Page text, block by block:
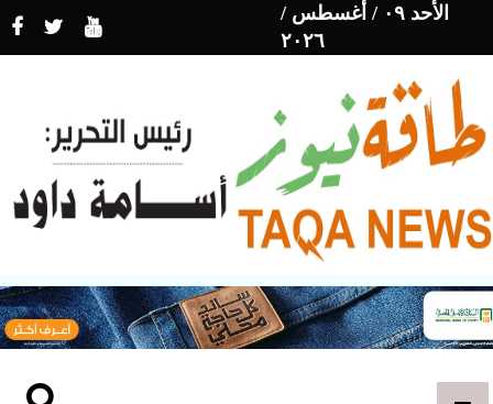
الأحد ٠٩ / أغسطس /
٢٠٢٦